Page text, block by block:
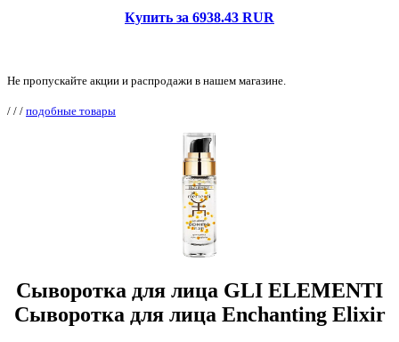
Купить за 6938.43 RUR
Не пропускайте акции и распродажи в нашем магазине.
/ / / подобные товары
Сыворотка для лица GLI ELEMENTI
Сыворотка для лица Enchanting Elixir